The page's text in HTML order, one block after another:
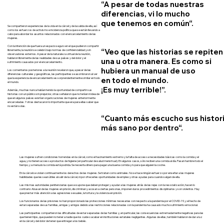
Las mujeres sufren condiciones horrendas en la cárcel, como el hacinamiento extremo y la falta de acceso a necesidades básicas como la comida y el
agua, y no tienen acceso a productos de higiene (en particular de salud menstrual). En algunos casos, sólo reciben una comida al día. Pasan hambre todo el
tiempo, y a menudo la comida está podrida. Se necesita dinero para pagar una buena comida y/o para que alguien la cocine.
En la cárcel se violan continuamente los derechos de las mujeres. Se tratan como animales. No se hace ningún esfuerzo por enseñar a las mujeres
habilidades que les sean útiles al salir de la cárcel, ni por ofrecerles oportunidades de empleo y otras ayudas para cuando salgan de ella.
Las mismas autoridades penitenciarias que se supone que deben proteger y ayudar a las mujeres atrás de las rejas con la resocialización, hacen lo
contrario: Abusan de las mujeres en prisión, discriminan y acosan a ciertas personas, imponen duros procedimientos disciplinarios y son violentos. Hay
que prestar más atención a las agresiones sexuales, la tortura y la violencia en prisión.
Los funcionarios de las prisiones no han proporcionado las protecciones mínimas necesarias con respecto a la pandemia por el COVID-19, y el hecho de
estar separadas de sus familias, amigas y amigos debido a las restricciones relacionadas con la pandemia ha causado mucho sufrimiento emocional.
Las participantes compartieron las dificultades de estar separadas de las familias y, en particular, las consecuencias extremadamente negativas para las
que tienen hijos, que pueden no tener a nadie que los cuide o acabar en instituciones estatales negligentes. Algunas de ellas, también hablaron de dar a luz
en la cárcel y del dolor de tener que entregar a los bebés.
Se compartieron experiencias de la vida en la cárcel y de la salida de ella, así
como los esfuerzos de activismo e incidencia política que se están llevando a
cabo para abordar los asuntos relacionados con el encarcelamiento de las
mujeres.
Con la intención de que fuera un espacio seguro en el que pudieron compartir
libremente, la reunión se celebró bajo normas de confidencialidad y sin
observadores externos. A pesar de la naturaleza virtual de la reunión,
hablaron libremente de las realidades de sus países y del dolor y el
sufrimiento causados por el encarcelamiento.
Los comentarios posteriores a la reunión revelaron que, a pesar de las
diferencias culturales y geográficas, las participantes se asombraron al ver
que la experiencia de encarcelamiento es sorprendentemente similar en todo
el mundo.
Además, muchas nunca habían tenido la oportunidad de compartir sus
historias con un público sin prejuicios; otras señalaron que no tenían ni idea de
que en algunos países existían organizaciones de mujeres anteriormente
encarceladas. Y otras destacaron lo importante que era para ellas saber que
no están solas.
“A pesar de todas nuestras
diferencias, vi lo mucho
que tenemos en común“.
“Veo que las historias se
una u otra manera. Es como si
hubiera un manual de uso
en todo el mundo.
¡Es muy terrible!”.
“Cuanto más escucho sus
más sano por dentro“.